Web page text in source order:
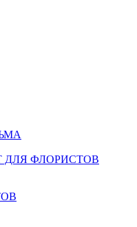
ДЛЯ ФЛОРИСТОВ